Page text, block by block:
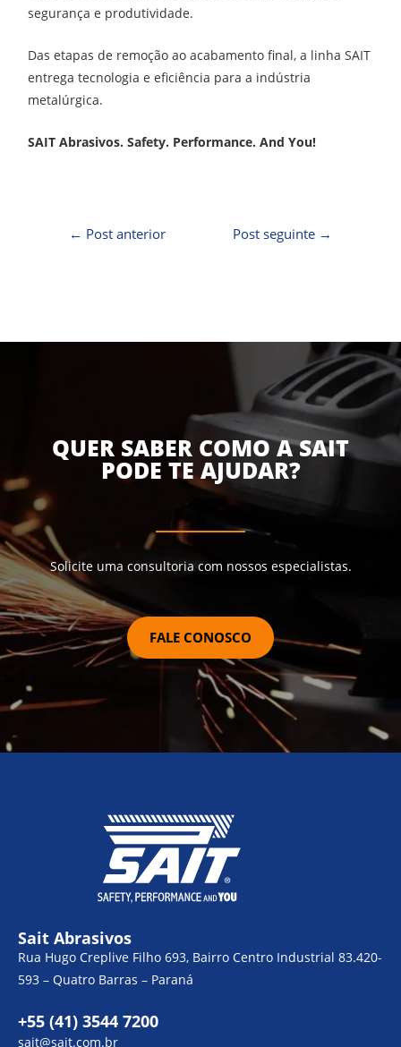
segurança e produtividade.
Das etapas de remoção ao acabamento final, a linha SAIT
entrega tecnologia e eficiência para a indústria
metalúrgica.
SAIT Abrasivos. Safety. Performance. And You!
← Post anterior Post seguinte →
QUER SABER COMO A SAIT
PODE TE AJUDAR?
Solicite uma consultoria com nossos especialistas.
FALE CONOSCO
Sait Abrasivos
Rua Hugo Creplive Filho 693, Bairro Centro Industrial 83.420-
593 – Quatro Barras – Paraná
+55 (41) 3544 7200
sait@sait.com.br